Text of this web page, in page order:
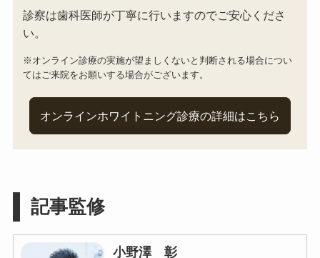
診察は歯科医師が丁寧に行いますのでご安心くださ
い。
※オンライン診療の実施が望ましくないと判断される場合につい
てはご来院をお願いする場合がございます。
オンラインホワイトニング診療の詳細はこちら
記事監修
小野澤 彰